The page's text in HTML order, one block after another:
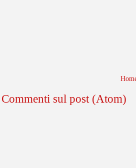
Commenti sul post (Atom)